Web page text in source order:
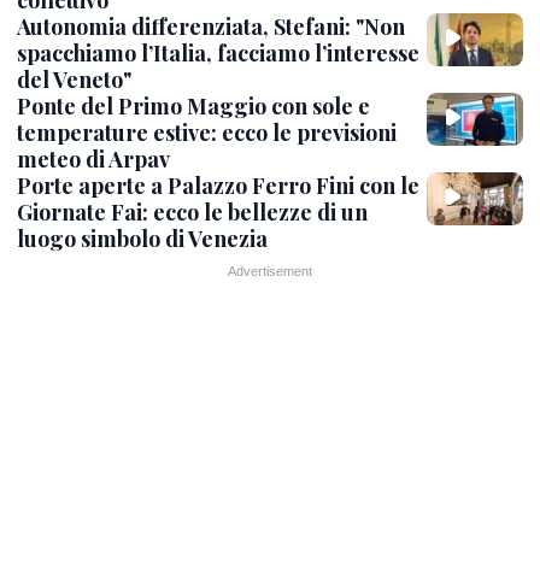
Autonomia differenziata, Stefani: "Non
spacchiamo l’Italia, facciamo l’interesse
del Veneto"
Ponte del Primo Maggio con sole e
temperature estive: ecco le previsioni
meteo di Arpav
Porte aperte a Palazzo Ferro Fini con le
Giornate Fai: ecco le bellezze di un
luogo simbolo di Venezia